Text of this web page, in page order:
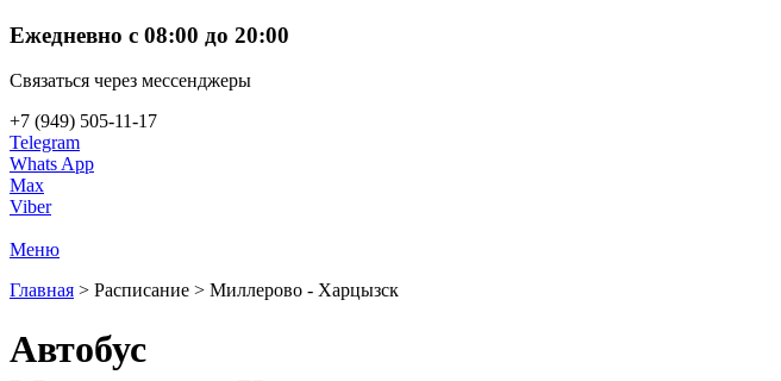
Ежедневно с 08:00 до 20:00
Связаться через мессенджеры
+7 (949) 505-11-17
Telegram
Whats App
Max
Viber
Меню
Главная > Расписание > Миллерово - Харцызск
Автобус